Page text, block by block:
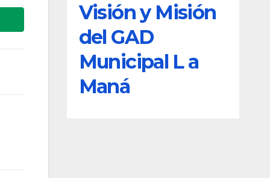
Visión y Misión
del GAD
Municipal L a
Maná